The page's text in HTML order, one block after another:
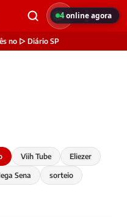
no ▷ Diário SP
Viih Tube Eliezer
Sena sorteio
4online agora